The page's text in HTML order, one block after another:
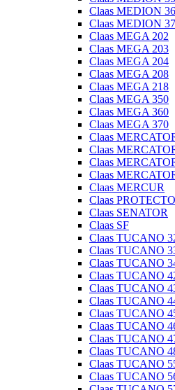
Claas MEDION
Claas MEDION
Claas MEGA 202
Claas MEGA 203
Claas MEGA 204
Claas MEGA 208
Claas MEGA 218
Claas MEGA 350
Claas MEGA 360
Claas MEGA 370
Claas
Claas
Claas
Claas
Claas MERCUR
Claas
Claas SENATOR
Claas SF
Claas TUCANO
Claas TUCANO
Claas TUCANO
Claas TUCANO
Claas TUCANO
Claas TUCANO
Claas TUCANO
Claas TUCANO
Claas TUCANO
Claas TUCANO
Claas TUCANO
Claas TUCANO